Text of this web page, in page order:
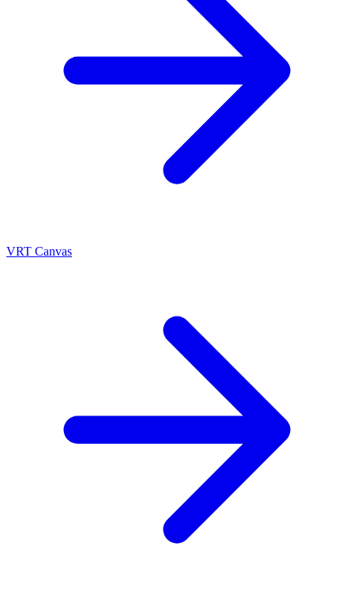
VRT Canvas